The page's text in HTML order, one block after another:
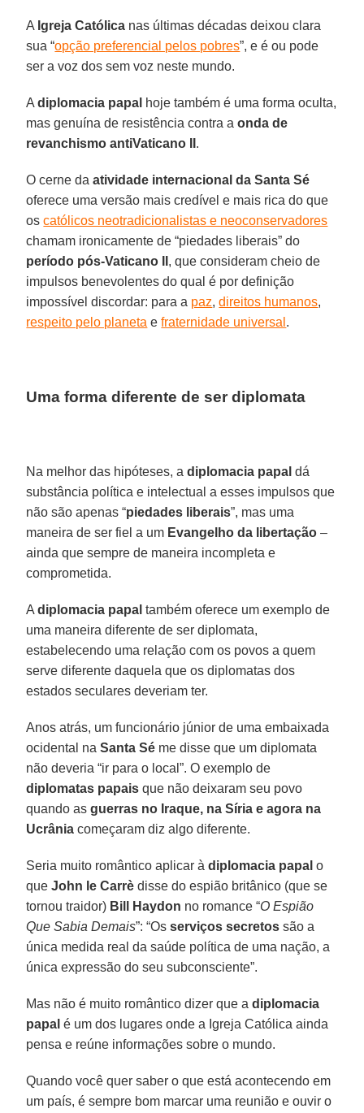
A Igreja Católica nas últimas décadas deixou clara
sua “opção preferencial pelos pobres”, e é ou pode
ser a voz dos sem voz neste mundo.
Adiplomacia papal hoje também é uma forma oculta,
mas genuína de resistência contra aonda de
revanchismo antiVaticano II .
O cerne daatividade internacional da Santa Sé
oferece uma versão mais credível e mais rica do que
oscatólicos neotradicionalistas e neoconservadores
chamam ironicamente de “piedades liberais” do
período pós-Vaticano II , que consideram cheio de
impulsos benevolentes do qual é por definição
impossível discordar: para a paz,direitos humanos,
respeito pelo planeta efraternidade universal .
Uma forma diferente de ser diplomata
Na melhor das hipóteses, adiplomacia papal dá
substância política e intelectual a esses impulsos que
não são apenas “piedades liberais”, mas uma
maneira de ser fiel a um Evangelho da libertação –
ainda que sempre de maneira incompleta e
comprometida.
Adiplomacia papal também oferece um exemplo de
uma maneira diferente de ser diplomata,
estabelecendo uma relação com os povos a quem
serve diferente daquela que os diplomatas dos
estados seculares deveriam ter.
Anos atrás, um funcionário júnior de uma embaixada
ocidental naSanta Sé me disse que um diplomata
não deveria “ir para o local”. O exemplo de
diplomatas papais que não deixaram seu povo
quando asguerras no Iraque, na Síria e agora na
Ucrânia começaram diz algo diferente.
Seria muito romântico aplicar àdiplomacia papal o
queJohn le Carrè disse do espião britânico (que se
tornou traidor) Bill Haydon no romance “O Espião
Que Sabia Demais”: “Osserviços secretos são a
única medida real da saúde política de uma nação, a
única expressão do seu subconsciente”.
Mas não é muito romântico dizer que adiplomacia
papal é um dos lugares onde a Igreja Católica ainda
pensa e reúne informações sobre o mundo.
Quando você quer saber o que está acontecendo em
um país, é sempre bom marcar uma reunião e ouvir o